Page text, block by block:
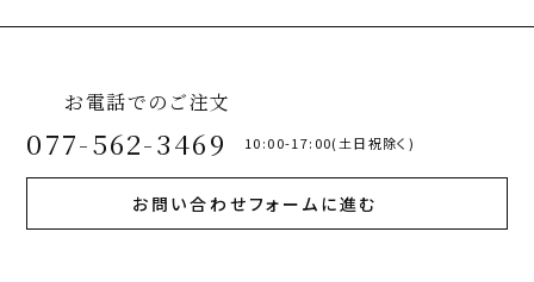
お電話でのご注文
077-562-3469 10:00-17:00(土日祝除く)
お問い合わせフォームに進む